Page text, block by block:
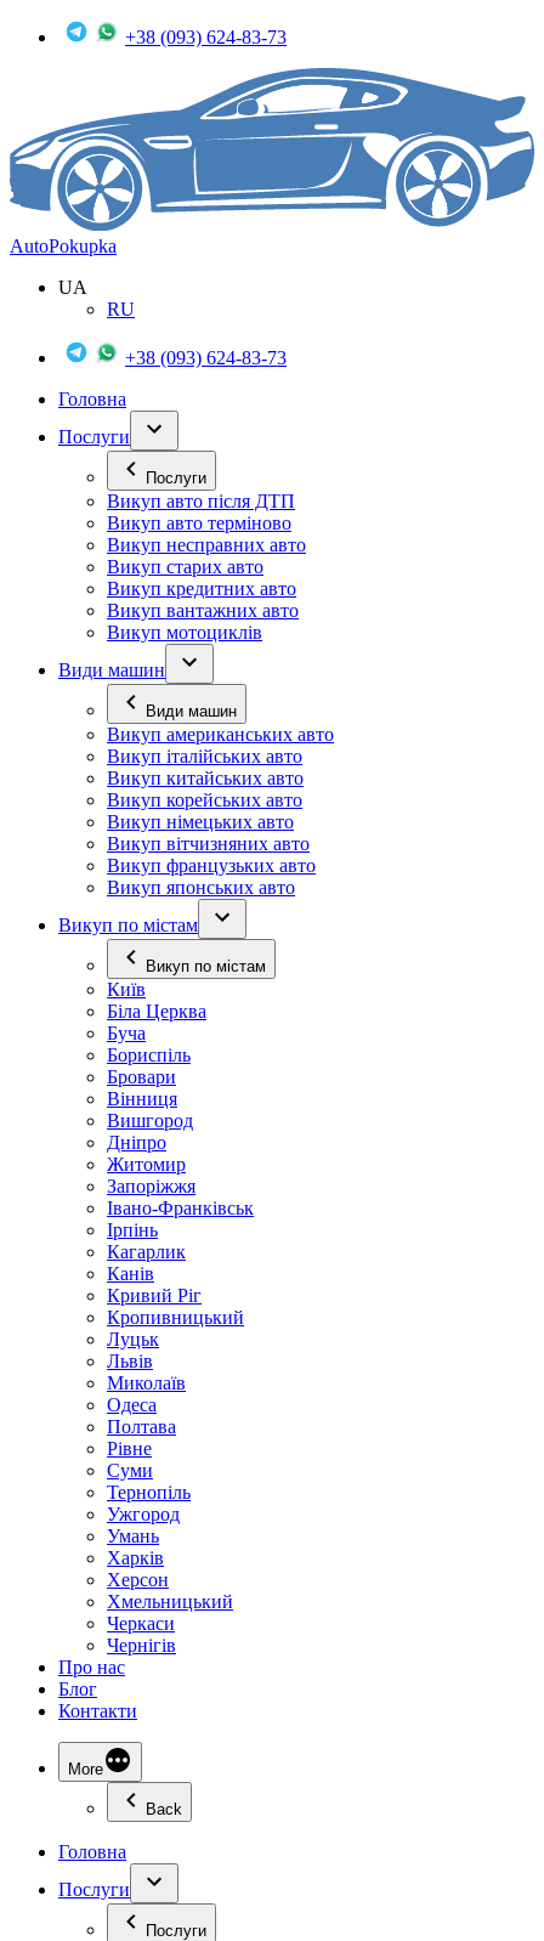
+38 (093) 624-83-73
AutoPokupka
UA
RU
+38 (093) 624-83-73
Головна
Послуги
Послуги
Викуп авто після ДТП
Викуп авто терміново
Викуп несправних авто
Викуп старих авто
Викуп кредитних авто
Викуп вантажних авто
Викуп мотоциклів
Види машин
Види машин
Викуп американських авто
Викуп італійських авто
Викуп китайських авто
Викуп корейських авто
Викуп німецьких авто
Викуп вітчизняних авто
Викуп французьких авто
Викуп японських авто
Викуп по містам
Викуп по містам
Київ
Біла Церква
Буча
Бориспіль
Бровари
Вінниця
Вишгород
Дніпро
Житомир
Запоріжжя
Івано-Франківськ
Ірпінь
Кагарлик
Канів
Кривий Ріг
Кропивницький
Луцьк
Львів
Миколаїв
Одеса
Полтава
Рівне
Суми
Тернопіль
Ужгород
Умань
Харків
Херсон
Хмельницький
Черкаси
Чернігів
Про нас
Блог
Контакти
More
Back
Головна
Послуги
Послуги